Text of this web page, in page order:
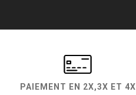
PAIEMENT EN 2X,3X ET 4X